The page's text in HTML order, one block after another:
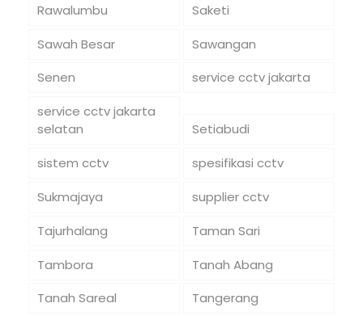
Rawalumbu
Saketi
Sawah Besar
Sawangan
Senen
service cctv jakarta
service cctv jakarta
selatan
Setiabudi
sistem cctv
spesifikasi cctv
Sukmajaya
supplier cctv
Tajurhalang
Taman Sari
Tambora
Tanah Abang
Tanah Sareal
Tangerang